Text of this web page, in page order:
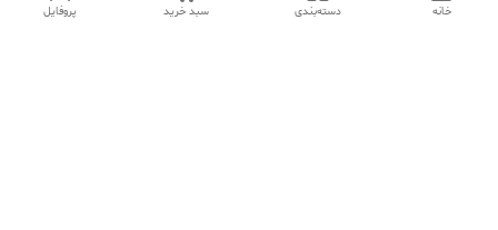
پروفایل سبد خرید دسته‌بندی خانه